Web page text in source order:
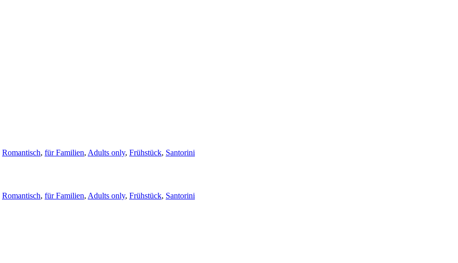
Romantisch, für Familien, Adults only, Frühstück, Santorini
Romantisch, für Familien, Adults only, Frühstück, Santorini